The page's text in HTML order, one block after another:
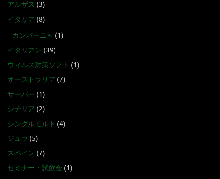
アルザス (3)
イタリア (8)
カンパーニャ (1)
イタリアン (39)
ウィルス対策ソフト (1)
オーストラリア (7)
サーバー (1)
シチリア (2)
シングルモルト (4)
ジュラ (5)
スペイン (7)
セミナー・試飲会 (1)